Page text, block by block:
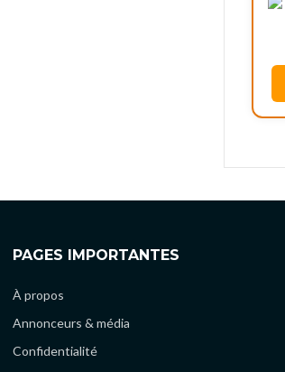
PAGES IMPORTANTES
À propos
Annonceurs & média
Confidentialité